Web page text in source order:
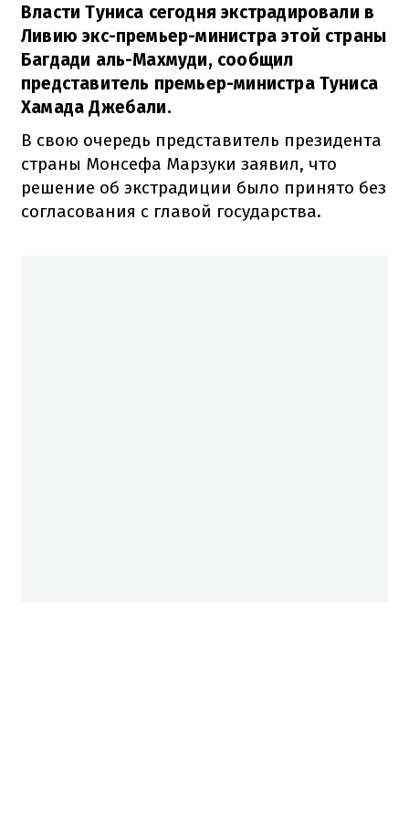
Власти Туниса сегодня экстрадировали в
Ливию экс-премьер-министра этой страны
Багдади аль-Махмуди, сообщил
представитель премьер-министра Туниса
Хамада Джебали.
В свою очередь представитель президента
страны Монсефа Марзуки заявил, что
решение об экстрадиции было принято без
согласования с главой государства.